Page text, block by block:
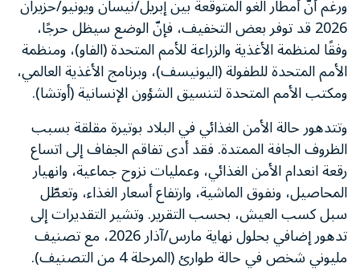
ورغم أنّ أمطار الغو المتوقعة بين إبريل/نيسان ويونيو/حزيران
2026 قد توفر بعض التخفيف، فإنّ الوضع سيظل حرجًا،
وفقًا لمنظمة الأغذية والزراعة للأمم المتحدة (الفاو)، ومنظمة
الأمم المتحدة للطفولة (اليونيسف)، وبرنامج الأغذية العالمي،
ومكتب الأمم المتحدة لتنسيق الشؤون الإنسانية (أوتشا).
وتتدهور حالة الأمن الغذائي في البلاد بوتيرة مقلقة بسبب
الظروف الجافة الممتدة. فقد أدى تفاقم الجفاف إلى اتساع
رقعة انعدام الأمن الغذائي، وعمليات نزوح جماعية، وانهيار
المحاصيل، ونفوق الماشية، وارتفاع أسعار الغذاء، وتعطّل
سبل كسب العيش، بحسب التقرير. وتشير التقديرات إلى
تدهور إضافي بحلول نهاية مارس/آذار 2026، مع تصنيف
مليوني شخص في حالة طوارئ (المرحلة 4 من التصنيف).